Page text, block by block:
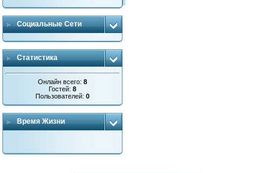
Социальные Сети
Статистика
Онлайн всего:8
Гостей:8
Пользователей:0
Время Жизни